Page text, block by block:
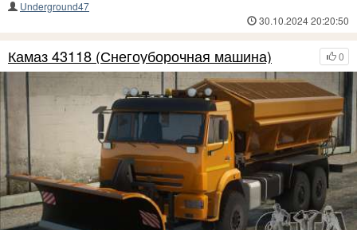
Underground47
30.10.2024 20:20:50
0
Камаз 43118 (Снегоуборочная машина)